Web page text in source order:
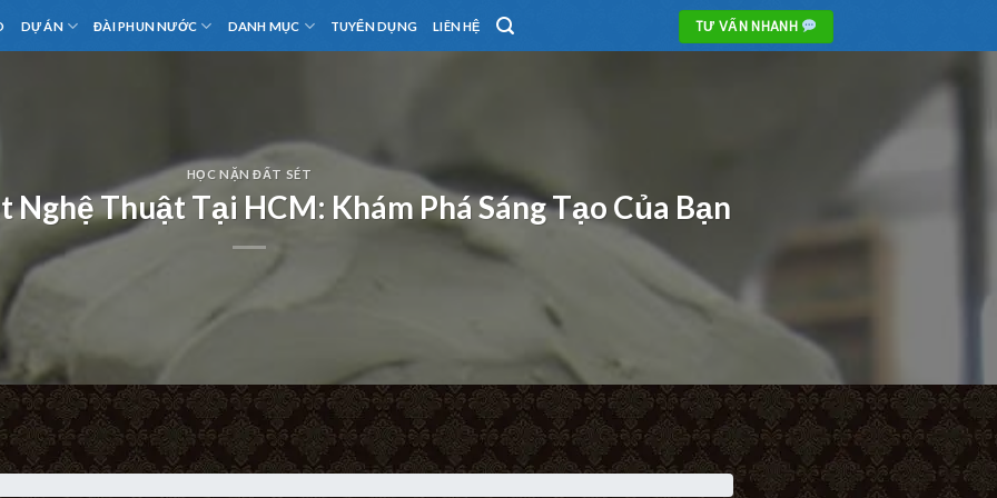
DỰ ÁN ĐÀI PHUN NƯỚC DANH MỤC TUYỂN DỤNG LIÊN HỆ TƯ VẤN NHANH
HỌC NẶN ĐẤT SÉT
Nghệ Thuật Tại HCM: Khám Phá Sáng Tạo Của Bạn